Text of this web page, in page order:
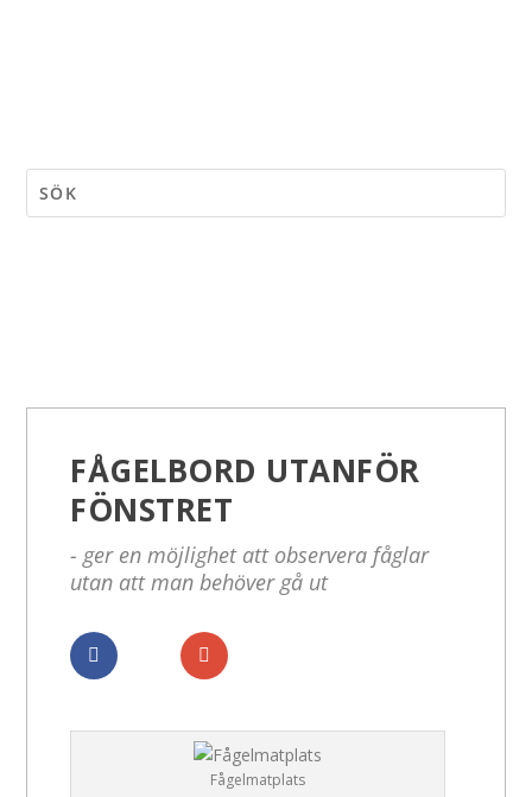
FÅGELBORD UTANFÖR
FÖNSTRET
- ger en möjlighet att observera fåglar
utan att man behöver gå ut
Fågelmatplats